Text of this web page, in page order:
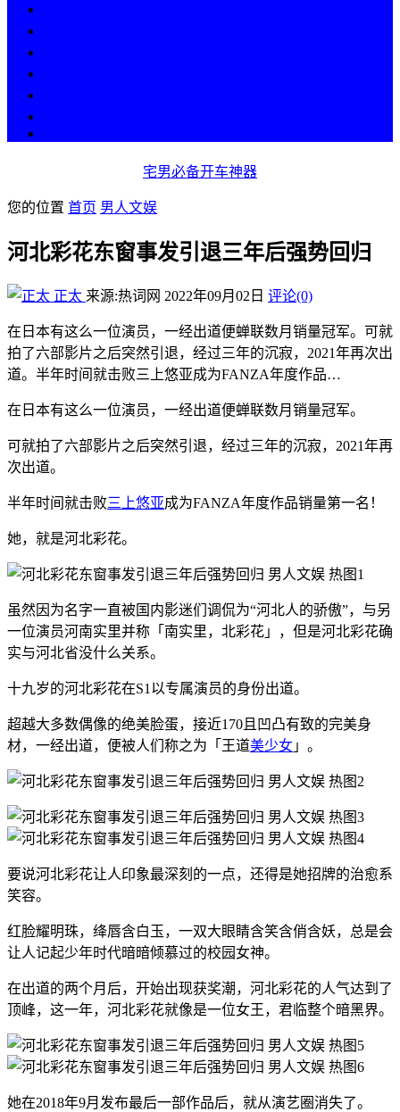
宅男必备开车神器
您的位置 首页 男人文娱
河北彩花东窗事发引退三年后强势回归
正太 来源:热词网 2022年09月02日 评论(0)
在日本有这么一位演员，一经出道便蝉联数月销量冠军。可就
拍了六部影片之后突然引退，经过三年的沉寂，2021年再次出
道。半年时间就击败三上悠亚成为FANZA年度作品…
在日本有这么一位演员，一经出道便蝉联数月销量冠军。
可就拍了六部影片之后突然引退，经过三年的沉寂，2021年再
次出道。
半年时间就击败三上悠亚成为FANZA年度作品销量第一名！
她，就是河北彩花。
虽然因为名字一直被国内影迷们调侃为“河北人的骄傲”，与另
一位演员河南实里并称「南实里，北彩花」，但是河北彩花确
实与河北省没什么关系。
十九岁的河北彩花在S1以专属演员的身份出道。
超越大多数偶像的绝美脸蛋，接近170且凹凸有致的完美身
材，一经出道，便被人们称之为「王道美少女 」。
要说河北彩花让人印象最深刻的一点，还得是她招牌的治愈系
笑容。
红脸耀明珠，绛唇含白玉，一双大眼睛含笑含俏含妖，总是会
让人记起少年时代暗暗倾慕过的校园女神。
在出道的两个月后，开始出现获奖潮，河北彩花的人气达到了
顶峰，这一年，河北彩花就像是一位女王，君临整个暗黑界。
她在2018年9月发布最后一部作品后，就从演艺圈消失了。